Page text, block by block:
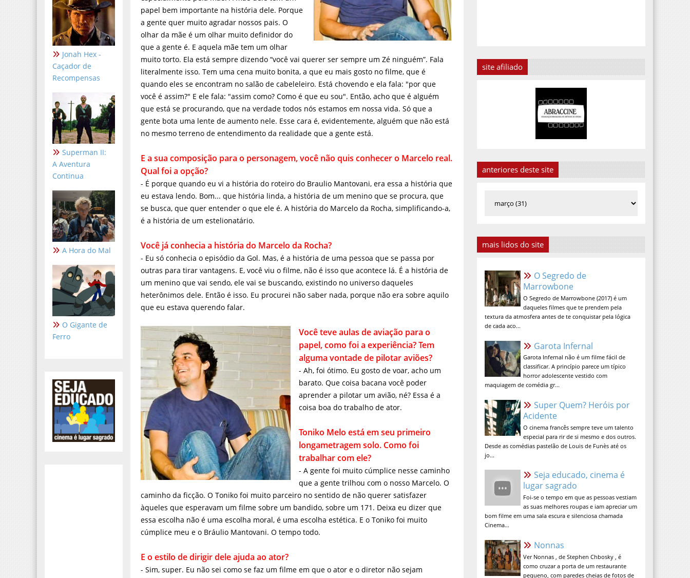
Jonah Hex -
Caçador de
Recompensas
Superman II:
A Aventura
Continua
A Hora do Mal
O Gigante de
Ferro
a gente quer muito agradar nossos pais. O
olhar da mãe é um olhar muito definidor do
que a gente é. E aquela mãe tem um olhar
muito torto. Ela está sempre dizendo “você vai
querer ser sempre um Zé ninguém”. Fala literalmente isso. Tem uma cena muito bonita, a
que eu mais gosto no filme, que é quando eles se encontram no salão de cabeleleiro. Está
chovendo e ela fala: "por que você é assim?" E ele fala: "assim como? Como é que eu sou".
Então, acho que é alguém que está se procurando, que na verdade todos nós estamos em
nossa vida. Só que a gente bota uma lente de aumento nele. Esse cara é, evidentemente,
alguém que não está no mesmo terreno de entendimento da realidade que a gente está.
a opção?
- É porque quando eu vi a história do roteiro do Braulio Mantovani, era essa a história que
eu estava lendo. Bom... que história linda, a história de um menino que se procura, que
se busca, que quer entender o que ele é. A história do Marcelo da Rocha, simplificando-a,
é a história de um estelionatário.
- Eu só conhecia o episódio da Gol. Mas, é a história de uma pessoa que se passa por
outras para tirar vantagens. E, você viu o filme, não é isso que acontece lá. É a história de
um menino que vai sendo, ele vai se buscando, existindo no universo daqueles
heterônimos dele. Então é isso. Eu procurei não saber nada, porque não era sobre aquilo
que eu estava querendo falar.
como foi a experiência? Tem alguma
vontade de pilotar aviões?
- Ah, foi ótimo. Eu gosto de voar, acho um
barato. Que coisa bacana você poder
aprender a pilotar um avião, né? Essa é a
coisa boa do trabalho de ator.
Toniko Melo está em seu primeiro
com ele?
- A gente foi muito cúmplice nesse caminho
que a gente trilhou com o nosso Marcelo. O
caminho da ficção. O Toniko foi muito
parceiro no sentido de não querer satisfazer àqueles que esperavam um filme sobre um
bandido, sobre um 171. Deixa eu dizer que essa escolha não é uma escolha moral, é uma
escolha estética. E o Toniko foi muito cúmplice meu e o Bráulio Mantovani. O tempo todo.
E o estilo de dirigir dele ajuda ao ator?
parceiros.
site afiliado
anteriores deste site
mais lidos do site
O Segredo de Marrowbone
O Segredo de Marrowbone (2017) é um
daqueles filmes que te prendem pela
textura da atmosfera antes de te
conquistar pela lógica de cada aco...
Garota Infernal não é um filme fácil de
classificar. A princípio parece um típico
horror adolescente vestido com
maquiagem de comédia gr...
Acidente
O cinema francês sempre teve um talento
especial para rir de si mesmo e dos outros.
Desde as comédias pastelão de Louis de Funès até os
jo...
sagrado
Foi-se o tempo em que as pessoas vestiam
as suas melhores roupas e iam apreciar um
bom filme em uma sala escura e silenciosa chamada
Cinema...
Ver Nonnas , de Stephen Chbosky , é
como cruzar a porta de um restaurante
pequeno, com paredes cheias de fotos de
família e o cheiro de mol...